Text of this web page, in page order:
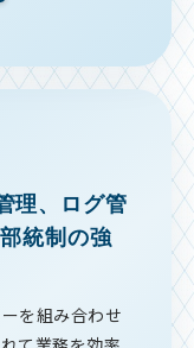
理、ログ管
統制の強
を組み合わせ